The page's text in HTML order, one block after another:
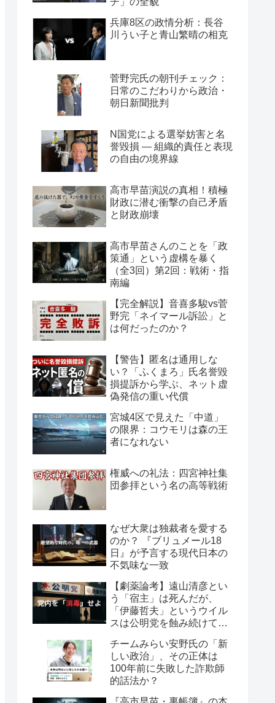
兵庫8区の政情分析：長谷
川うい子と青山繁晴の相克
菅野完氏の朝刊チェック：
日常のこだわりから政治・
朝日新聞批判
N国党による選挙妨害と名
誉毀損 ― 組織的責任と表現
の自由の境界線
高市早苗演説の真相！積極
財政に潜む衝撃の自己矛盾
と財政崩壊
高市早苗さんのことを「政
策通」という虚構を暴く
（全3回）第2回：戦術・指
南編
【完全解説】音喜多駿vs菅
野完「ネイマール訴訟」と
は何だったのか？
【警告】匿名は通用しな
い？「ふくまろ」氏名誉毀
損提訴から学ぶ、ネット虚
偽発信の重い代償
宮城4区で見えた「中道」
の限界：コウモリは森の王
者になれない
権威への礼法：四宮神社集
団参拝という名の高等戦術
なぜ大衆は独裁者を愛する
のか？ 『ブリュメール18
日』が予言する現代日本の
不気味な一致
【劇薬論考】遠山清彦とい
う「宿主」は死んだが、
「伊藤哲夫」というウイル
スは公明党を蝕み続けてい
チームみらい安野氏の「新
しい政治」、その正体は
100年前に失敗した詐欺師
的話法か？